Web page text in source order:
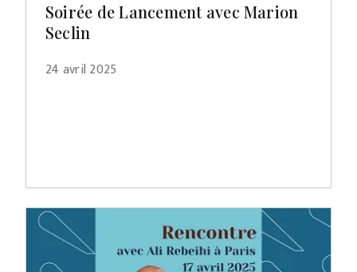
Soirée de Lancement avec Marion
Seclin
24 avril 2025